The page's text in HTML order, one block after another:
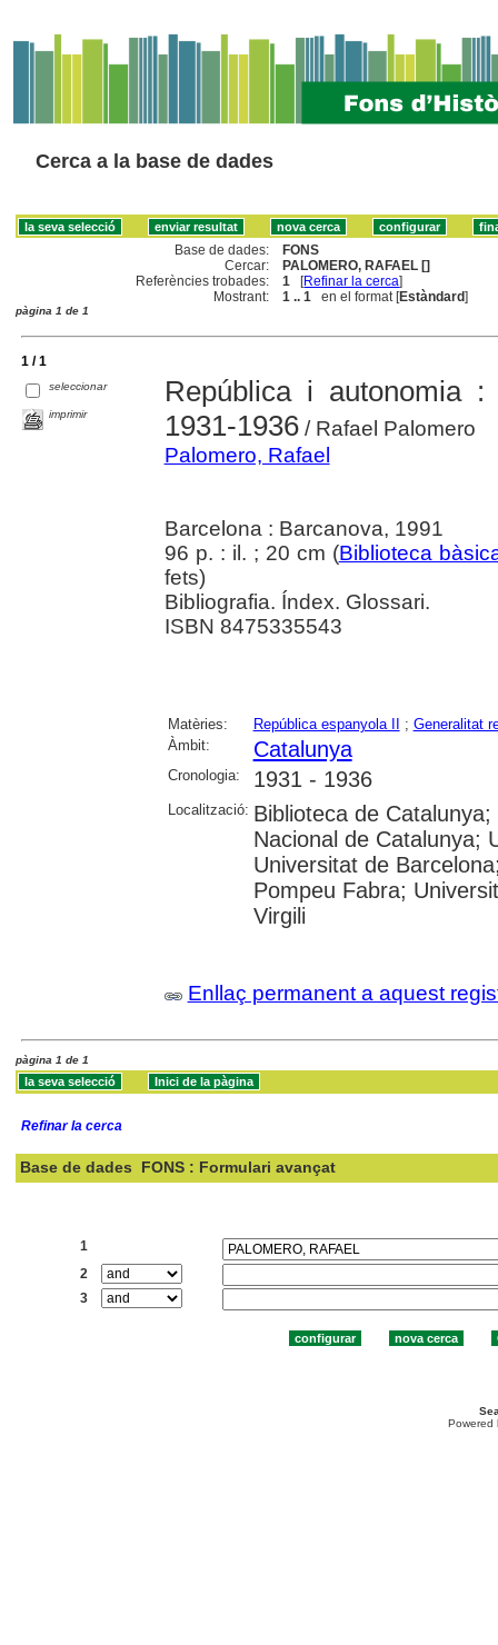
Cerca a la base de dades
Base de dades:
FONS
Cercar:
PALOMERO, RAFAEL []
Referències trobades:
1 [Refinar la cerca]
Mostrant:
1 .. 1 en el format [Estàndard]
pàgina 1 de 1
1 / 1
seleccionar
imprimir
República i autonomia
1931-1936/ Rafael Palomero
Palomero, Rafael
Barcelona : Barcanova, 1991
96 p. : il. ; 20 cm (Biblioteca
fets)
Bibliografia. Índex. Glossari.
ISBN 8475335543
Matèries: República espanyola II ; Generalitat
Àmbit:
Catalunya
Cronologia: 1931 - 1936
Localització: Biblioteca de
Nacional de Catalunya;
Universitat de
Pompeu Fabra;
Virgili
Enllaç permanent a aquest
pàgina 1 de 1
Refinar la cerca
Base de dades FONS : Formulari avançat
1
2
3